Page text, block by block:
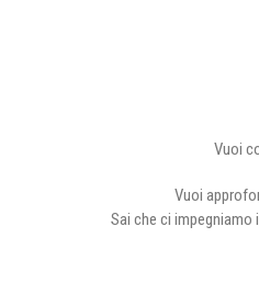
Vuoi
Vuoi
Sai che ci